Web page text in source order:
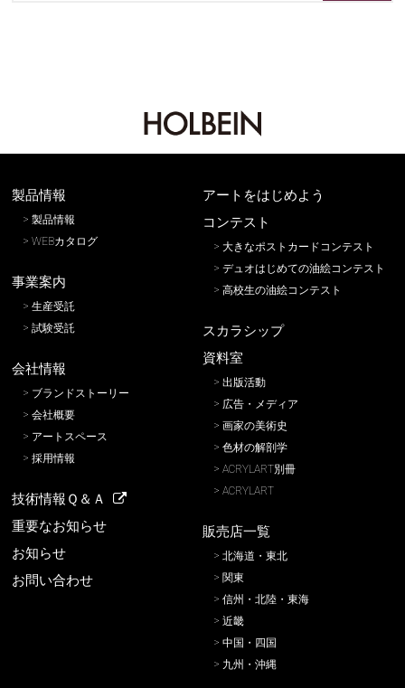
製品情報
製品情報
WEBカタログ
事業案内
生産受託
試験受託
会社情報
ブランドストーリー
会社概要
アートスペース
採用情報
アートをはじめよう
コンテスト
大きなポストカードコンテスト
デュオはじめての油絵コンテスト
高校生の油絵コンテスト
スカラシップ
資料室
出版活動
広告・メディア
画家の美術史
色材の解剖学
ACRYLART別冊
ACRYLART
販売店一覧
北海道・東北
関東
信州・北陸・東海
近畿
中国・四国
九州・沖縄
技術情報Ｑ＆Ａ
重要なお知らせ
お知らせ
お問い合わせ